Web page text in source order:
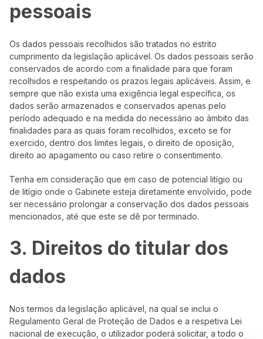
pessoais
Os dados pessoais recolhidos são tratados no estrito
cumprimento da legislação aplicável. Os dados pessoais serão
conservados de acordo com a finalidade para que foram
recolhidos e respeitando os prazos legais aplicáveis. Assim, e
sempre que não exista uma exigência legal específica, os
dados serão armazenados e conservados apenas pelo
período adequado e na medida do necessário ao âmbito das
finalidades para as quais foram recolhidos, exceto se for
exercido, dentro dos limites legais, o direito de oposição,
direito ao apagamento ou caso retire o consentimento.
Tenha em consideração que em caso de potencial litígio ou
de litígio onde o Gabinete esteja diretamente envolvido, pode
ser necessário prolongar a conservação dos dados pessoais
mencionados, até que este se dê por terminado.
3. Direitos do titular dos
dados
Nos termos da legislação aplicável, na qual se inclui o
Regulamento Geral de Proteção de Dados e a respetiva Lei
nacional de execução, o utilizador poderá solicitar, a todo o